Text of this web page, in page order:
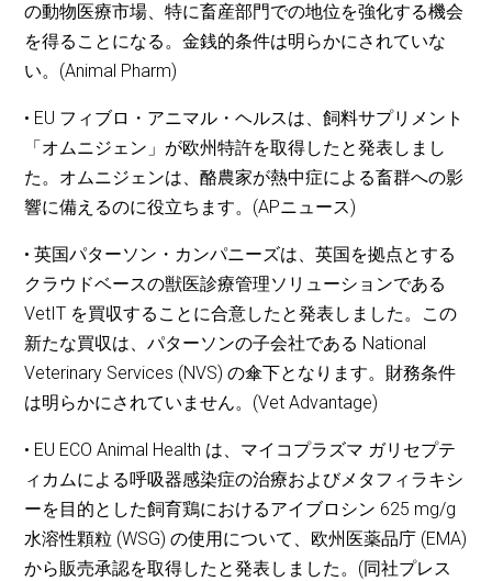
の動物医療市場、特に畜産部門での地位を強化する機会
を得ることになる。金銭的条件は明らかにされていな
い。(Animal Pharm)
• EU フィブロ・アニマル・ヘルスは、飼料サプリメント
「オムニジェン」が欧州特許を取得したと発表しまし
た。オムニジェンは、酪農家が熱中症による畜群への影
響に備えるのに役立ちます。(APニュース)
• 英国パターソン・カンパニーズは、英国を拠点とする
クラウドベースの獣医診療管理ソリューションである
VetIT を買収することに合意したと発表しました。この
新たな買収は、パターソンの子会社である National
Veterinary Services (NVS) の傘下となります。財務条件
は明らかにされていません。(Vet Advantage)
• EU ECO Animal Health は、マイコプラズマ ガリセプテ
ィカムによる呼吸器感染症の治療およびメタフィラキシ
ーを目的とした飼育鶏におけるアイブロシン 625 mg/g
水溶性顆粒 (WSG) の使用について、欧州医薬品庁 (EMA)
から販売承認を取得したと発表しました。(同社プレス